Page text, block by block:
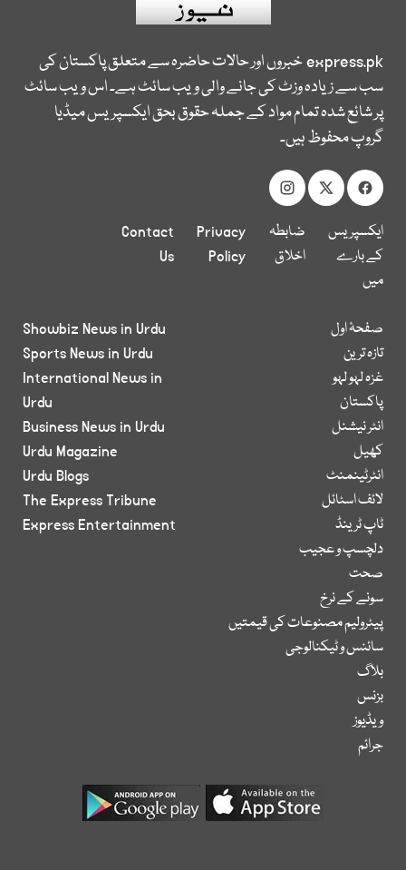
express.pkخبروں اور حالات حاضرہ سے متعلق پاکستان کی
سب سے زیادہ وزٹ کی جانے والی ویب سائٹ ہے۔ اس ویب سائٹ
پر شائع شدہ تمام مواد کے جملہ حقوق بحق ایکسپریس میڈیا
گروپ محفوظ ہیں۔
ایکسپریس
کے بارے
میں
ضابطہ
اخلاق
Privacy
Policy
Contact
Us
صفحۂ اول
تازہ ترین
غزہ لہو لہو
پاکستان
انٹر نیشنل
کھیل
انٹرٹینمنٹ
لائف اسٹائل
ٹاپ ٹرینڈ
دلچسپ و عجیب
صحت
سونے کے نرخ
پیٹرولیم مصنوعات کی قیمتیں
سائنس و ٹیکنالوجی
بلاگ
بزنس
ویڈیوز
جرائم
Showbiz News in Urdu
Sports News in Urdu
International News in
Urdu
Business News in Urdu
Urdu Magazine
Urdu Blogs
The Express Tribune
Express Entertainment